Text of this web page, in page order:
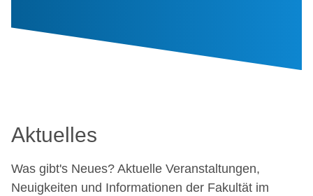
Aktuelles
Was gibt's Neues? Aktuelle Veranstaltungen,
Neuigkeiten und Informationen der Fakultät im